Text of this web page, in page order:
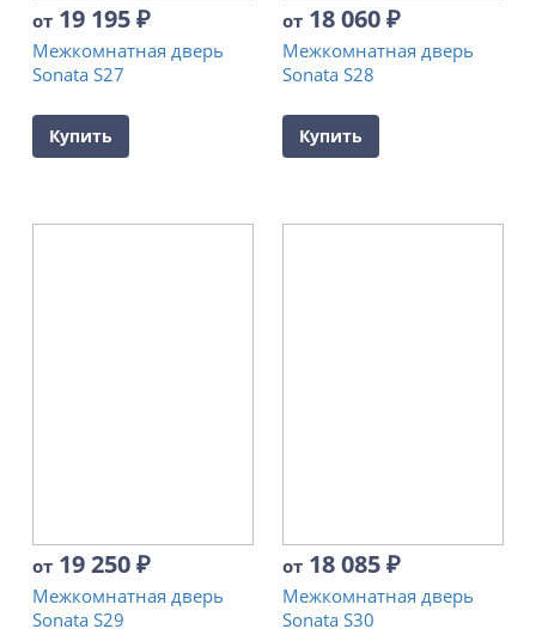
от 19 195₽
Межкомнатная дверь
Sonata S27
Купить
от 18 060₽
Межкомнатная дверь
Sonata S28
Купить
от 19 250₽
Межкомнатная дверь
Sonata S29
от 18 085₽
Межкомнатная дверь
Sonata S30